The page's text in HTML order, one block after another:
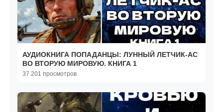
АУДИОКНИГА ПОПАДАНЦЫ: ЛУННЫЙ ЛЕТЧИК-АС
ВО ВТОРУЮ МИРОВУЮ. КНИГА 1
37 201 просмотров